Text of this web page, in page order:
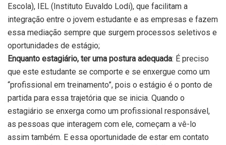
Escola), IEL (Instituto Euvaldo Lodi), que facilitam a
integração entre o jovem estudante e as empresas e fazem
essa mediação sempre que surgem processos seletivos e
oportunidades de estágio;
Enquanto estagiário, ter uma postura adequada: É preciso
que este estudante se comporte e se enxergue como um
“profissional em treinamento”, pois o estágio é o ponto de
partida para essa trajetória que se inicia. Quando o
estagiário se enxerga como um profissional responsável,
as pessoas que interagem com ele, começam a vê-lo
assim também. E essa oportunidade de estar em contato